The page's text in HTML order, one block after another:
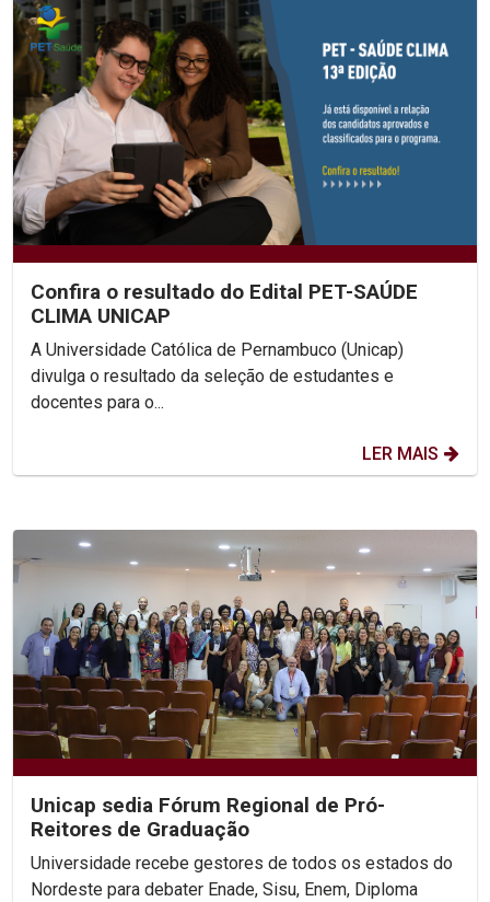
Confira o resultado do Edital PET-SAÚDE
CLIMA UNICAP
A Universidade Católica de Pernambuco (Unicap)
divulga o resultado da seleção de estudantes e
docentes para o...
LER MAIS
Unicap sedia Fórum Regional de Pró-
Reitores de Graduação
Universidade recebe gestores de todos os estados do
Nordeste para debater Enade, Sisu, Enem, Diploma